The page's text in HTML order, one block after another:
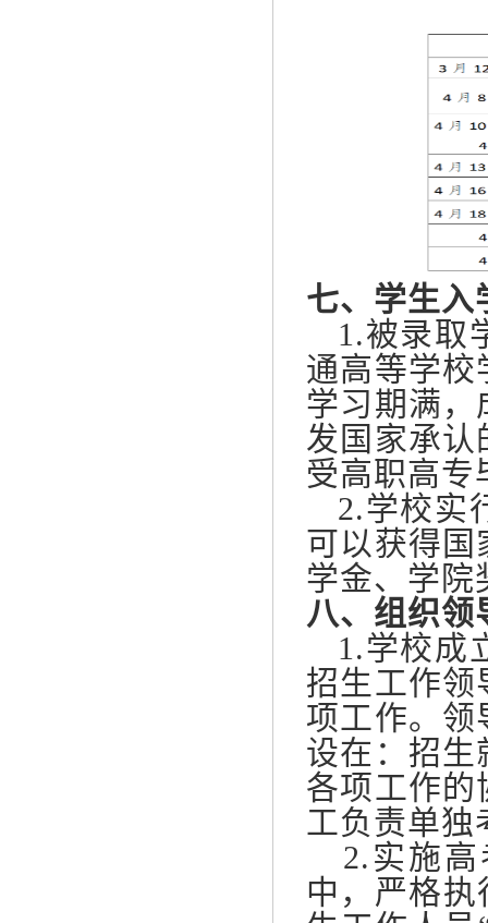
七、学生入
1.被录取
通高等学校
学习期满，
发国家承认
受高职高专
2.学校实
可以获得国
学金、学院
八、组织领
1.学校成
招生工作领
项工作。领
设在：招生
各项工作的
工负责单独
2.实施高
中，严格执